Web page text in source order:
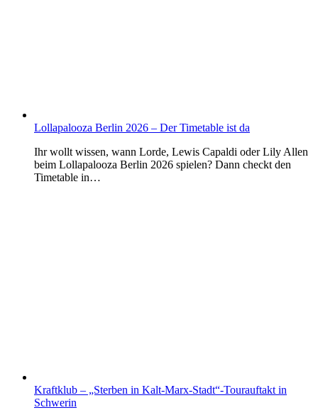
Lollapalooza Berlin 2026 – Der Timetable ist da
Ihr wollt wissen, wann Lorde, Lewis Capaldi oder Lily Allen
beim Lollapalooza Berlin 2026 spielen? Dann checkt den
Timetable in…
Kraftklub – „Sterben in Kalt-Marx-Stadt“-Tourauftakt in
Schwerin